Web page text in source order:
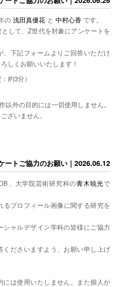
の 浅田真優花と 中村心香 です。
して、Z世代を対象にアンケートを
、下記フォームよりご回答いただけ
しくお願いいたします！
約3分）
以外の目的には一切使用しません。
ざいません。
ートご協力のお願い｜2026.06.12
、大学院芸術研究科の青木暁光で
るプロフィール画像に関する研究を
シャルデザイン学科の皆様にご協力
くださいますよう、お願い申し上げ
には使用いたしません。また個人が